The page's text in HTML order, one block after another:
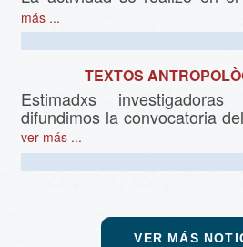
más ...
TEXTOS
Estimadxs
difundimos la convocatoria
ver más ...
VER MÁS